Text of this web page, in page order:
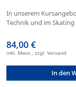
In unserem
Technik und im
84,00 €
inkl. Mwst., zzgl. Versand
In den